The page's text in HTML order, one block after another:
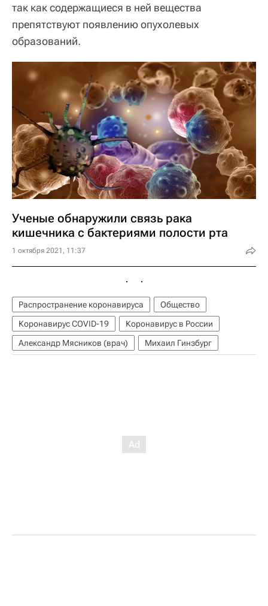
так как содержащиеся в ней вещества
препятствуют появлению опухолевых
образований.
Ученые обнаружили связь рака
кишечника с бактериями полости рта
1 октября 2021, 11:37
Распространение коронавируса
Общество
Коронавирус COVID-19
Коронавирус в России
Александр Мясников (врач)
Михаил Гинзбург